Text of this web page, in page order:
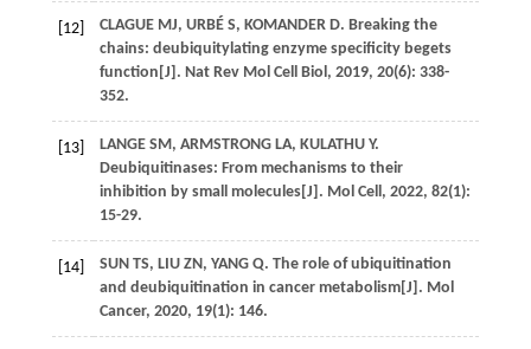
[12] CLAGUE MJ, URBÉ S, KOMANDER D. Breaking the
chains: deubiquitylating enzyme specificity begets
function[J]. Nat Rev Mol Cell Biol , 2019, 20(6): 338-
352.
[13] LANGE SM, ARMSTRONG LA, KULATHU Y.
Deubiquitinases: From mechanisms to their
inhibition by small molecules[J]. Mol Cell , 2022, 82(1):
15-29.
[14] SUN TS, LIU ZN, YANG Q. The role of ubiquitination
and deubiquitination in cancer metabolism[J]. Mol
Cancer, 2020, 19(1): 146.